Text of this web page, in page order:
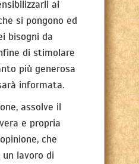
ai
si pongono ed
bisogni da
di stimolare
più generosa
informata.
assolve il
e propria
che
un lavoro di